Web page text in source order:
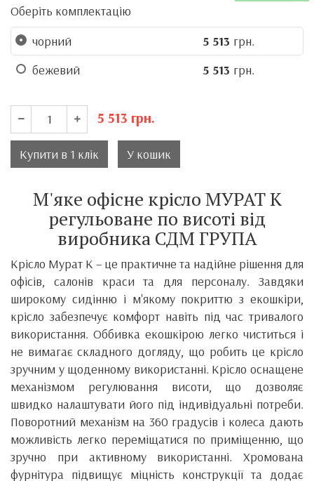
Оберіть комплектацію
чорний
5 513 грн.
бежевий
5 513 грн.
5 513 грн.
Купити в 1 клік У кошик
М'яке офісне крісло МУРАТ К
регульоване по висоті від
виробника СДМ ГРУПА
Крісло Мурат К – це практичне та надійне рішення для
офісів, салонів краси та для персоналу. Завдяки
широкому сидінню і м'якому покриттю з екошкіри,
крісло забезпечує комфорт навіть під час тривалого
використання. Оббивка екошкірою легко чиститься і
не вимагає складного догляду, що робить це крісло
зручним у щоденному використанні. Крісло оснащене
механізмом регулювання висоти, що дозволяє
швидко налаштувати його під індивідуальні потреби.
Поворотний механізм на 360 градусів і колеса дають
можливість легко переміщатися по приміщенню, що
зручно при активному використанні. Хромована
фурнітура підвищує міцність конструкції та додає